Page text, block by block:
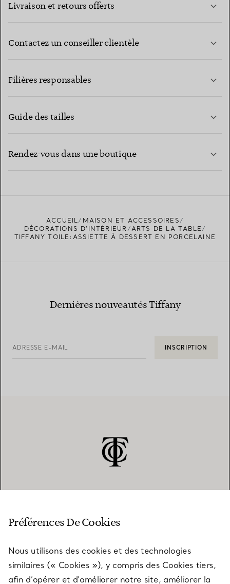
Livraison et retours offerts
Contactez un conseiller clientèle
Filières responsables
Guide des tailles
Rendez-vous dans une boutique
TROUVEZ LA BOUTIQUE LA PLUS PROCHE
ACCUEIL
MAISON ET ACCESSOIRES
DÉCORATIONS D'INTÉRIEUR
ARTS DE LA TABLE
TIFFANY TOILE:ASSIETTE À DESSERT EN PORCELAINE
Dernières nouveautés Tiffany
ADRESSE E-MAIL INSCRIPTION
SERVICES
Préférences De Cookies
Nous utilisons des cookies et des technologies
similaires (« Cookies »), y compris des Cookies tiers,
afin d’opérer et d’améliorer notre site, améliorer la